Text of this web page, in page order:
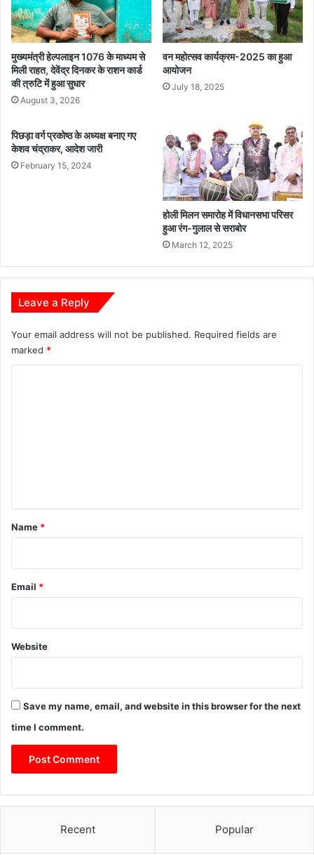
ह
न
गं
भी
र
य
यु
व
क
की
चा
कू
ह
त्या
इ
लि
स
तै
ना
त
मुख्यमंत्री हेल्पलाइन 1076 के माध्यम से
मिली राहत, देवेंद्र दिनकर के राशन कार्ड
की त्रुटि में हुआ सुधार
August 3, 2026
वन महोत्सव कार्यक्रम-2025 का हुआ
आयोजन
July 18, 2025
पिछड़ा वर्ग प्रकोष्ठ के अध्यक्ष बनाए गए
केशव चंद्राकर, आदेश जारी
February 15, 2024
होली मिलन समारोह में विधानसभा परिसर
हुआ रंग-गुलाल से सराबोर
March 12, 2025
Leave a Reply
Your email address will not be published. Required fields are
marked *
*
Name *
Email *
Website
Save my name, email, and website in this browser for the next
time I comment.
Recent Popular